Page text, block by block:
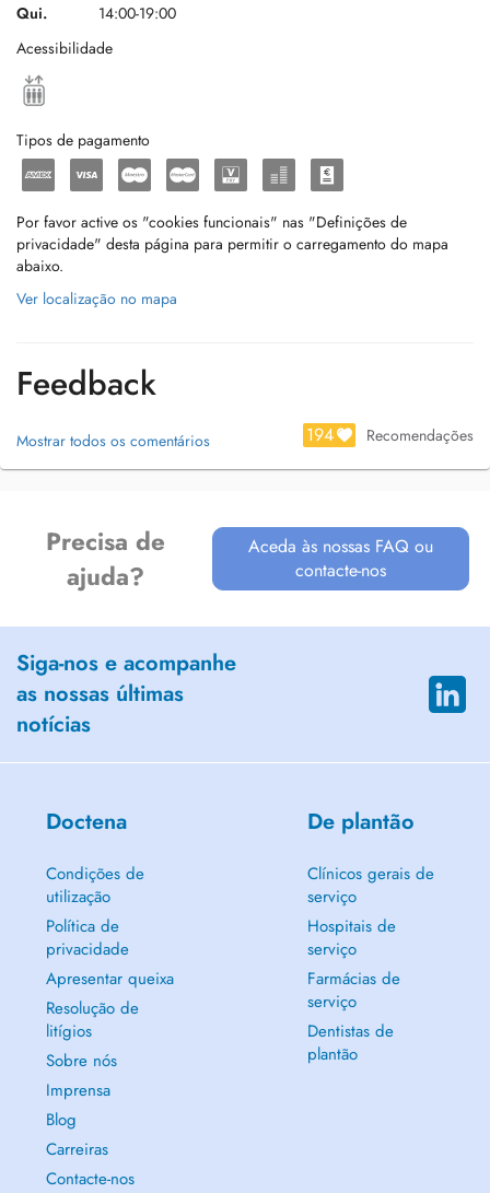
Qui.
14:00-19:00
Acessibilidade
Tipos de pagamento
Por favor active os "cookies funcionais" nas "Definições de
privacidade" desta página para permitir o carregamento do mapa
abaixo.
Ver localização no mapa
Feedback
Mostrar todos os comentários 194 Recomendações
Precisa de
ajuda?
Aceda às nossas FAQ ou
contacte-nos
Siga-nos e acompanhe
as nossas últimas
notícias
Doctena
Condições de
utilização
Política de
privacidade
Apresentar queixa
Resolução de
litígios
Sobre nós
Imprensa
Blog
Carreiras
Contacte-nos
De plantão
Clínicos gerais de
serviço
Hospitais de
serviço
Farmácias de
serviço
Dentistas de
plantão